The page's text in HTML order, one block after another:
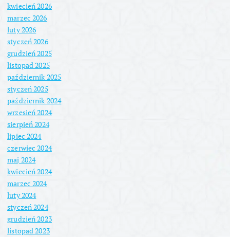
kwiecień 2026
marzec 2026
luty 2026
styczeń 2026
grudzień 2025
listopad 2025
październik 2025
styczeń 2025
październik 2024
wrzesień 2024
sierpień 2024
lipiec 2024
czerwiec 2024
maj 2024
kwiecień 2024
marzec 2024
luty 2024
styczeń 2024
grudzień 2023
listopad 2023